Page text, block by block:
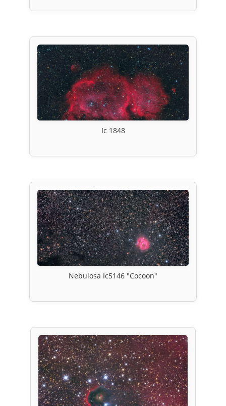
Ic 1848
Nebulosa Ic5146 "Cocoon"